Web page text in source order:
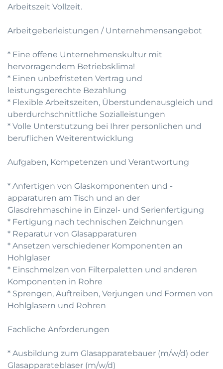
Arbeitszeit Vollzeit.
Arbeitgeberleistungen / Unternehmensangebot
* Eine offene Unternehmenskultur mit
hervorragendem Betriebsklima!
* Einen unbefristeten Vertrag und
leistungsgerechte Bezahlung
* Flexible Arbeitszeiten, Überstundenausgleich und
uberdurchschnittliche Sozialleistungen
* Volle Unterstutzung bei Ihrer personlichen und
beruflichen Weiterentwicklung
Aufgaben, Kompetenzen und Verantwortung
* Anfertigen von Glaskomponenten und -
apparaturen am Tisch und an der
Glasdrehmaschine in Einzel- und Serienfertigung
* Fertigung nach technischen Zeichnungen
* Reparatur von Glasapparaturen
* Ansetzen verschiedener Komponenten an
Hohlglaser
* Einschmelzen von Filterpaletten und anderen
Komponenten in Rohre
* Sprengen, Auftreiben, Verjungen und Formen von
Hohlglasern und Rohren
Fachliche Anforderungen
* Ausbildung zum Glasapparatebauer (m/w/d) oder
Glasapparateblaser (m/w/d)